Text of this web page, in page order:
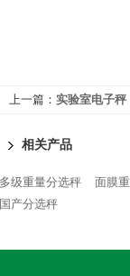
上一篇： 实验室电子秤
相关产品
多级重量分选秤
面膜
国产分选秤